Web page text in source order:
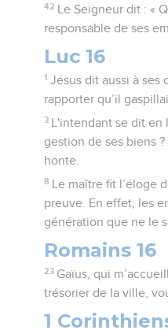
42
Le Seigneur dit : «
responsable de ses
Luc 16
1 Jésus dit aussi à ses
rapporter qu’il
3
L'intendant se dit
gestion de ses biens
honte.
8
Le maître fit
preuve. En effet, les
génération que ne le
Romains 16
23 Gaïus, qui
trésorier de la ville,
1